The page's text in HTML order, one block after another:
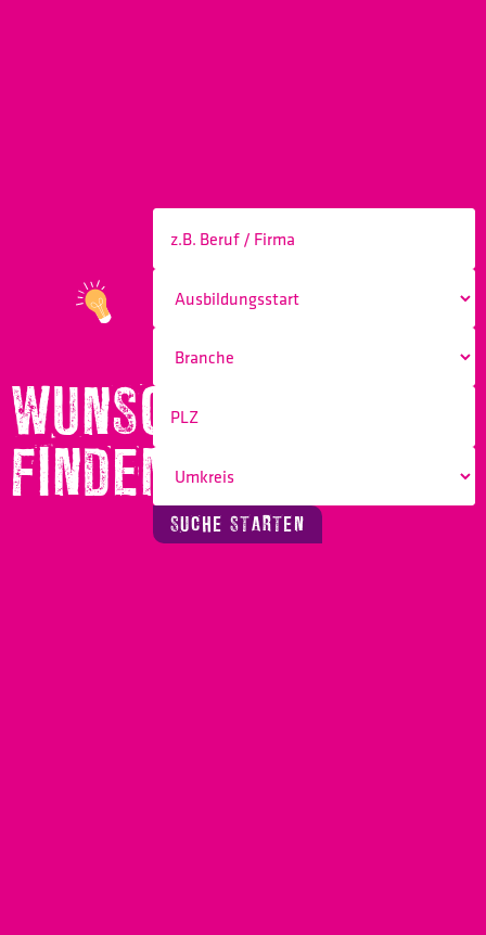
WUNSCHBERUF
FINDEN!
SUCHE STARTEN